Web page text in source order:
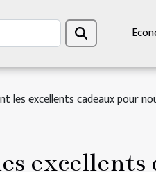
les excellents cadeaux pour